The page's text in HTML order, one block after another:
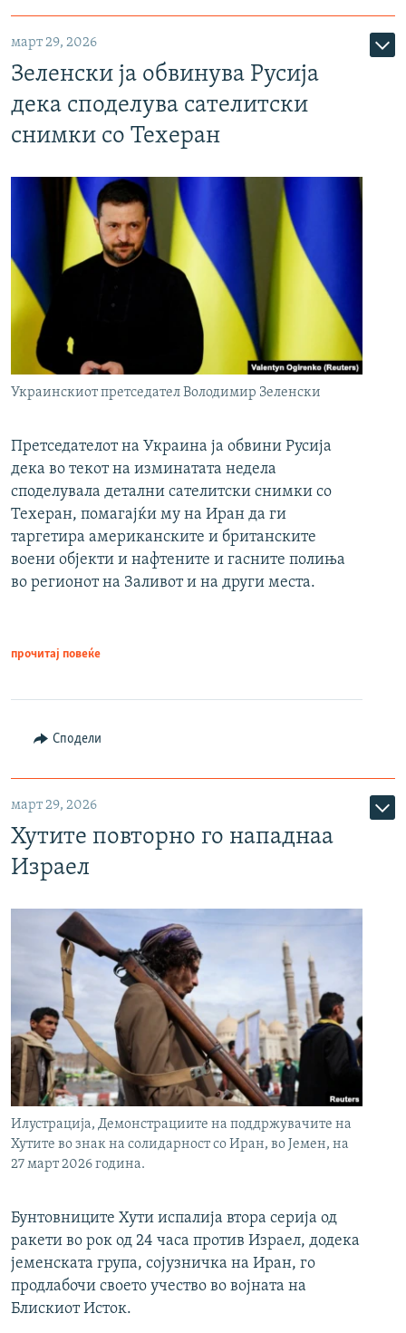
март 29, 2026
Зеленски ја обвинува Русија
дека споделува сателитски
снимки со Техеран
Украинскиот претседател Володимир Зеленски
Претседателот на Украина ја обвини Русија
дека во текот на изминатата недела
споделувала детални сателитски снимки со
Техеран, помагајќи му на Иран да ги
таргетира американските и британските
воени објекти и нафтените и гасните полиња
во регионот на Заливот и на други места.
прочитај повеќе
Сподели
март 29, 2026
Хутите повторно го нападнаа
Израел
Илустрација, Демонстрациите на поддржувачите на
Хутите во знак на солидарност со Иран, во Јемен, на
27 март 2026 година.
Бунтовниците Хути испалија втора серија од
ракети во рок од 24 часа против Израел, додека
јеменската група, сојузничка на Иран, го
продлабочи своето учество во војната на
Блискиот Исток.